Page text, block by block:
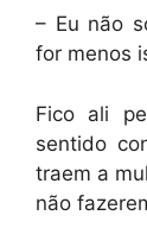
– Eu não
for menos
Fico ali
sentido
traem a
não